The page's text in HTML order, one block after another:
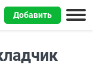
Добавить